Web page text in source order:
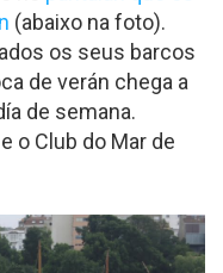
(abaixo na foto).
os seus barcos
de verán chega a
de semana.
e o Club do Mar de